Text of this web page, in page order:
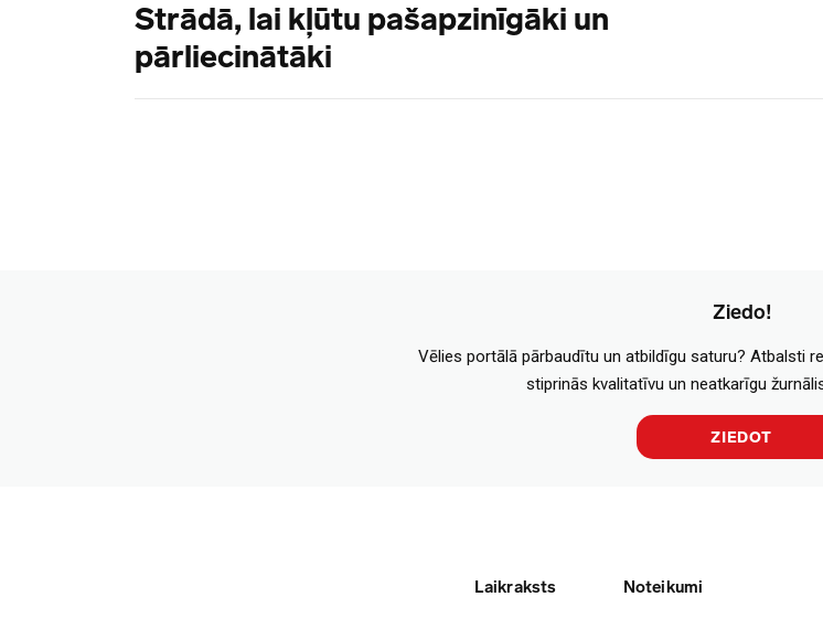
Strādā, lai kļūtu pašapzinīgāki un
pārliecinātāki
Ziedo!
Vēlies portālā pārbaudītu un atbildīgu saturu? Atbalsti
stiprinās kvalitatīvu un neatkarīgu
ZIEDOT
Laikraksts Noteikumi